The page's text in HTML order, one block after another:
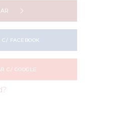
FACEBOOK
C/ GOOGLE